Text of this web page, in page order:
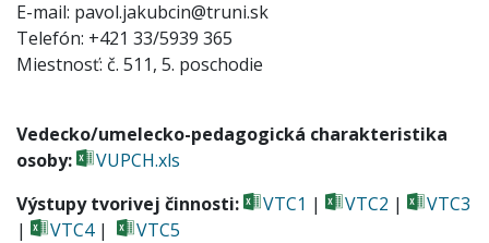
E-mail pavol.jakubcin@truni.sk
Telefón +421 33/5939 365
Miestnosť č. 511, 5. poschodie
Vedecko/umelecko-pedagogická charakteristika
osoby:
VUPCH.xls
Výstupy tvorivej činnosti:
VTC1 | VTC2 |
VTC3
|
VTC4|
VTC5